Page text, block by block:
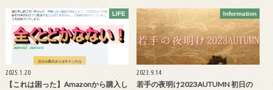
LIFE
2025.1.20
【これは困った】Amazonから購入し
Information
2023.9.14
若手の夜明け2023AUTUMN 初日の